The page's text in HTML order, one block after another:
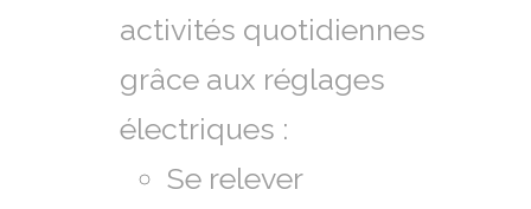
activités quotidiennes
grâce aux réglages
électriques :
Se relever